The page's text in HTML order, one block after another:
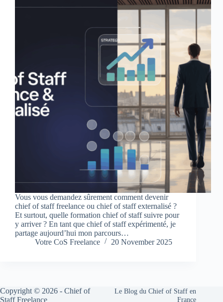
Vous vous demandez sûrement comment devenir
chief of staff freelance ou chief of staff externalisé ?
Et surtout, quelle formation chief of staff suivre pour
y arriver ? En tant que chief of staff expérimenté, je
partage aujourd’hui mon parcours…
Votre CoS Freelance
20 November 2025
Copyright © 2026 - Chief of
Staff Freelance
Le Blog du Chief of Staff en
France